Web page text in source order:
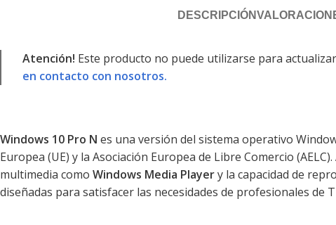
DESCRIPCIÓN
Atención! Este producto no puede utilizarse para
en contacto con nosotros.
Windows 10 Pro N es una versión del sistema operativo
Europea (UE) y la Asociación Europea de Libre Comercio
multimedia como Windows Media Playery la capacidad de
diseñadas para satisfacer las necesidades de profesionales de